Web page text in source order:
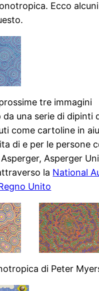
Ecco
tre immagini
una serie di dipinti
come cartoline in
di e per le persone
Asperger
la National
Unito
di Peter